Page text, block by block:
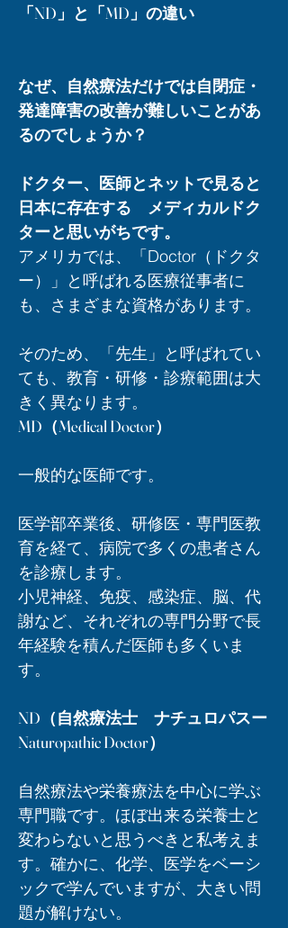
「ND」と「MD」の違い
なぜ、自然療法だけでは自閉症・
発達障害の改善が難しいことがあ
るのでしょうか？
ドクター、医師とネットで見ると
日本に存在する メディカルドク
ターと思いがちです。
アメリカでは、「Doctor（ドクタ
ー）」と呼ばれる医療従事者に
も、さまざまな資格があります。
そのため、「先生」と呼ばれてい
ても、教育・研修・診療範囲は大
きく異なります。
MD（Medical Doctor）
一般的な医師です。
医学部卒業後、研修医・専門医教
育を経て、病院で多くの患者さん
を診療します。
小児神経、免疫、感染症、脳、代
謝など、それぞれの専門分野で長
年経験を積んだ医師も多くいま
す。
ND（自然療法士 ナチュロパスー
Naturopathic Doctor）
自然療法や栄養療法を中心に学ぶ
専門職です。ほぼ出来る栄養士と
変わらないと思うべきと私考えま
す。確かに、化学、医学をベーシ
ックで学んでいますが、大きい問
題が解けない。